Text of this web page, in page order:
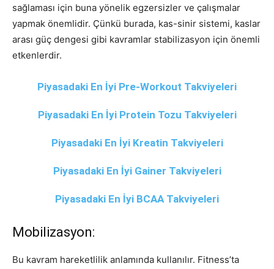
sağlaması için buna yönelik egzersizler ve çalışmalar
yapmak önemlidir. Çünkü burada, kas-sinir sistemi, kaslar
arası güç dengesi gibi kavramlar stabilizasyon için önemli
etkenlerdir.
Piyasadaki En İyi Pre-Workout Takviyeleri
Piyasadaki En İyi Protein Tozu Takviyeleri
Piyasadaki En İyi Kreatin Takviyeleri
Piyasadaki En İyi Gainer Takviyeleri
Piyasadaki En İyi BCAA Takviyeleri
Mobilizasyon:
Bu kavram hareketlilik anlamında kullanılır. Fitness’ta